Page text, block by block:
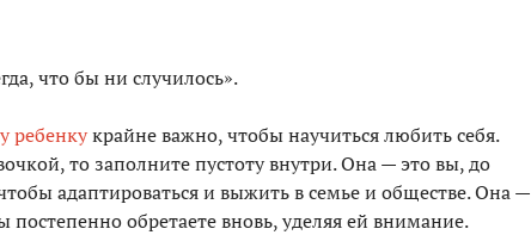
что бы ни случилось».
ребенкукрайне важно, чтобы научиться любить себя.
то заполните пустоту внутри. Она — это вы, до
адаптироваться и выжить в семье и обществе. Она —
обретаете вновь, уделяя ей внимание.